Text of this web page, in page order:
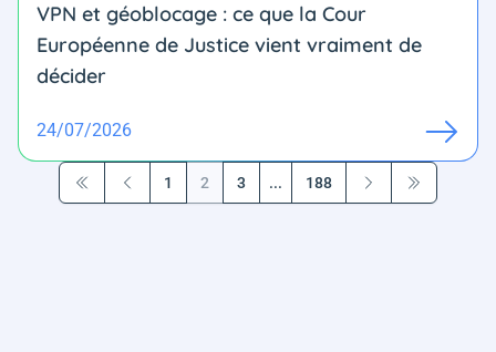
VPN et géoblocage : ce que la Cour
Européenne de Justice vient vraiment de
décider
24/07/2026
Première page
Précédent
1 2 3 ... 188
SuivantDernière